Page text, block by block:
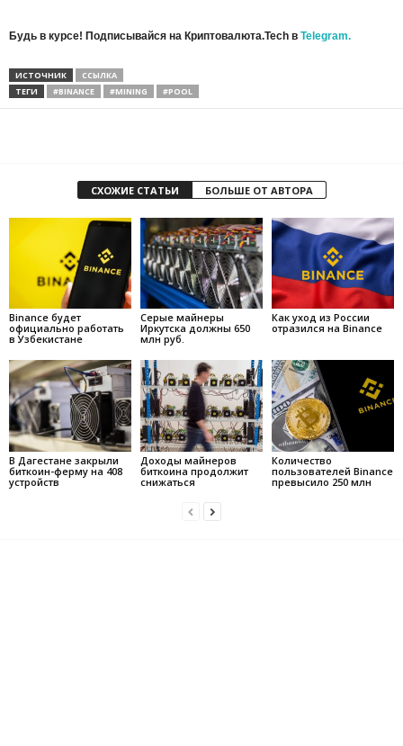
Будь в курсе! Подписывайся на Криптовалюта.Tech в Telegram.
ИСТОЧНИК
ССЫЛКА
ТЕГИ
#BINANCE #MINING #POOL
СХОЖИЕ СТАТЬИ БОЛЬШЕ ОТ АВТОРА
Binance будет
официально работать
в Узбекистане
Серые майнеры
Иркутска должны 650
млн руб.
Как уход из России
отразился на Binance
В Дагестане закрыли
биткоин-ферму на 408
устройств
Доходы майнеров
биткоина продолжит
снижаться
Количество
пользователей Binance
превысило 250 млн